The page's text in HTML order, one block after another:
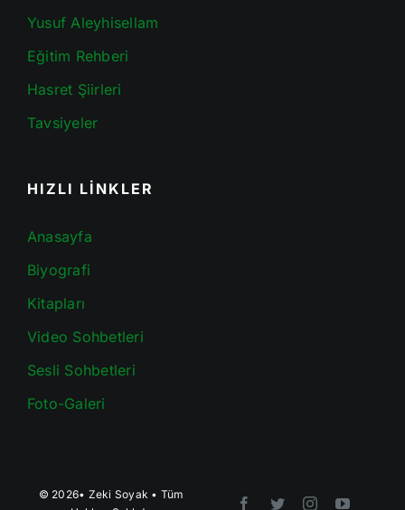
Yusuf Aleyhisellam
Eğitim Rehberi
Hasret Şiirleri
Tavsiyeler
HIZLI LİNKLER
Anasayfa
Biyografi
Kitapları
Video Sohbetleri
Sesli Sohbetleri
Foto-Galeri
© 2026• Zeki Soyak • Tüm